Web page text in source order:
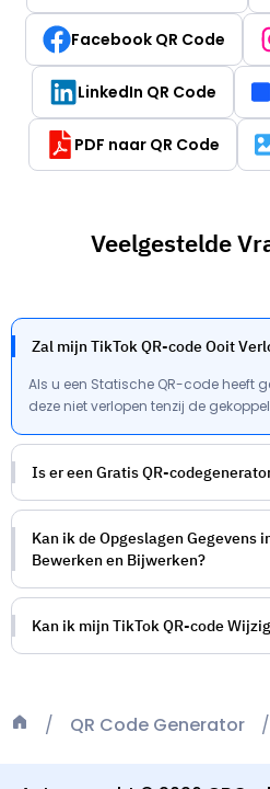
QR Code Generator
Facebook QR Code
LinkedIn QR Code
PDF naar QR Code
Veelgestelde
Zal mijn TikTok QR-code Ooit
Als u een Statische QR-code heeft
deze niet verlopen tenzij de
Is er een Gratis QR-
Kan ik de Opgeslagen Gegevens
Bewerken en Bijwerken?
Kan ik mijn TikTok QR-code